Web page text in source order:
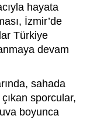
hayata
İzmir’de
Türkiye
devam
sahada
sporcular,
boyunca